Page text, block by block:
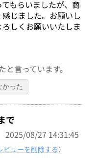
もらいましたが、商
じました。お願いし
しくお願いいたしま
言っています。
かった
で
2025/08/27 14:31:45
ビューを削除する）